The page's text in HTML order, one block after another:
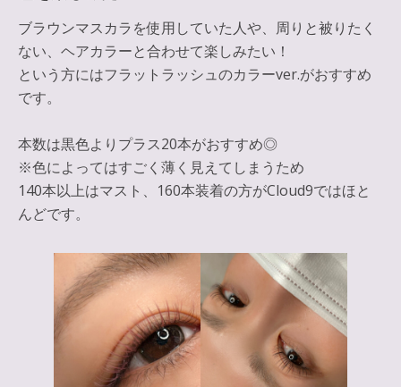
ブラウンマスカラを使用していた人や、周りと被りたく
ない、ヘアカラーと合わせて楽しみたい！
という方にはフラットラッシュのカラーver.がおすすめ
です。
本数は黒色よりプラス20本がおすすめ◎
※色によってはすごく薄く見えてしまうため
140本以上はマスト、160本装着の方がCloud9ではほと
んどです。